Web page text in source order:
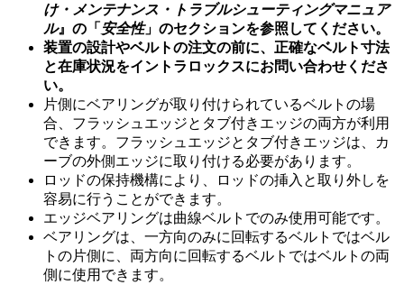
け・メンテナンス・トラブルシューティングマニュア
ル』の「 安全性」のセクションを参照してください。
装置の設計やベルトの注文の前に、正確なベルト寸法
と在庫状況をイントラロックスにお問い合わせくださ
い。
片側にベアリングが取り付けられているベルトの場
合、フラッシュエッジとタブ付きエッジの両方が利用
できます。フラッシュエッジとタブ付きエッジは、カ
ーブの外側エッジに取り付ける必要があります。
ロッドの保持機構により、ロッドの挿入と取り外しを
容易に行うことができます。
エッジベアリングは曲線ベルトでのみ使用可能です。
ベアリングは、一方向のみに回転するベルトではベル
トの片側に、両方向に回転するベルトではベルトの両
側に使用できます。